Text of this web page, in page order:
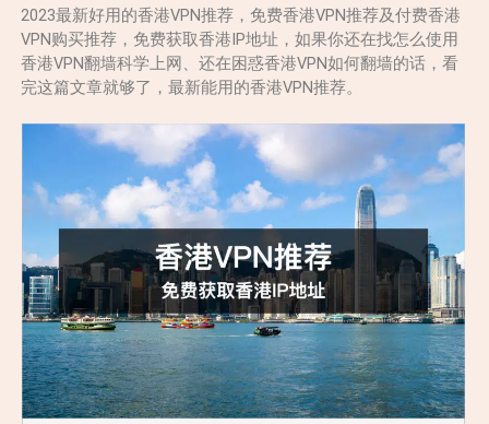
2023最新好用的香港VPN推荐，免费香港VPN推荐及付费香港
VPN购买推荐，免费获取香港IP地址，如果你还在找怎么使用
香港VPN翻墙科学上网、还在困惑香港VPN如何翻墙的话，看
完这篇文章就够了，最新能用的香港VPN推荐。